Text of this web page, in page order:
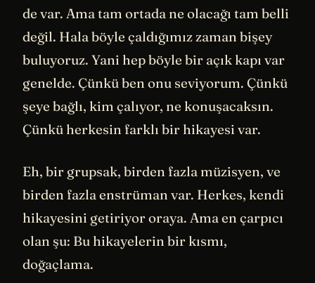
de var. Ama tam ortada ne olacağı tam belli
değil. Hala böyle çaldığımız zaman bişey
buluyoruz. Yani hep böyle bir açık kapı var
genelde. Çünkü ben onu seviyorum. Çünkü
şeye bağlı, kim çalıyor, ne konuşacaksın.
Çünkü herkesin farklı bir hikayesi var.
Eh, bir grupsak, birden fazla müzisyen, ve
birden fazla enstrüman var. Herkes, kendi
hikayesini getiriyor oraya. Ama en çarpıcı
olan şu: Bu hikayelerin bir kısmı,
doğaçlama.